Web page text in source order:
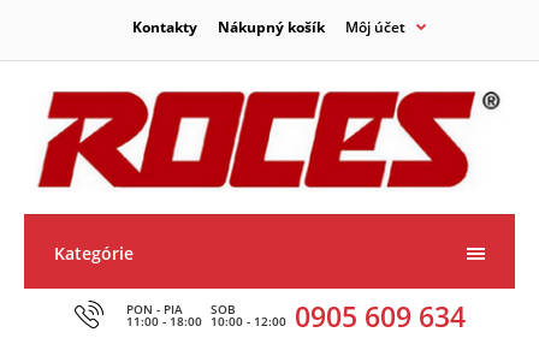
Kontakty Nákupný košík Môj účet
Kategórie
PON - PIA
11:00 - 18:00
SOB
10:00 - 12:00 0905 609 634